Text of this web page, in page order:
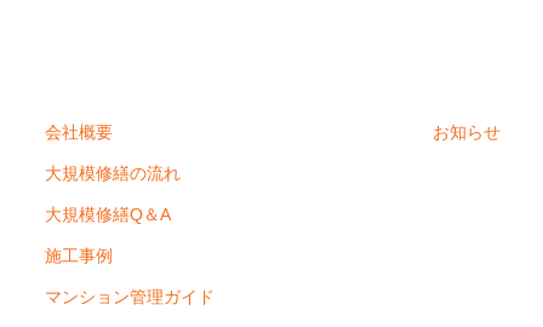
会社概要
大規模修繕の流れ
大規模修繕Q＆A
施工事例
マンション管理ガイド
お知らせ